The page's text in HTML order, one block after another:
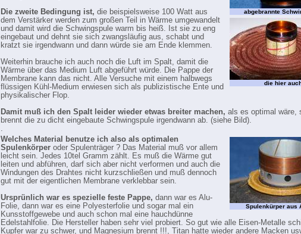
abgebrannte
die hier
Die zweite Bedingung ist, die beispielsweise 100 Watt aus
dem Verstärker werden zum großen Teil in Wärme umgewandelt
und damit wird die Schwingspule warm bis heiß. Ist sie zu eng
eingebaut und dehnt sie sich zwangsläufig aus, schabt und
kratzt sie irgendwann und dann würde sie am Ende klemmen.
Weiterhin brauche ich auch noch die Luft im Spalt, damit die
Wärme über das Medium Luft abgeführt würde. Die Pappe der
Membrane kann das nicht. Alle Versuche mit einem halbwegs
flüssigen Kühl-Medium erwiesen sich als publizistische Ente und
physikalischer Flop.
Damit muß ich den Spalt leider wieder etwas breiter machen, als es optimal wäre,
brennt die zu dicht eingebaute Schwingspule irgendwann ab. (siehe Bild).
.
Spulenkürper aus
Welches Material benutze ich also als optimalen
Spulenkörper oder Spulenträger ? Das Material muß vor allem
leicht sein. Jedes 10tel Gramm zählt. Es muß die Wärme gut
leiten und abführen, darf sich aber nicht verformen und auch die
Windungen des Drahtes nicht kurzschließen und muß dennoch
gut mit der eigentlichen Membrane verklebbar sein.
Ursprünlich war es spezielle feste Pappe, dann war es Alu-
Folie, dann war es eine Polyesterfolie und sogar mal ein
Kunsstoffgewebe und auch schon mal eine hauchdünne
Edelstahlfolie. Die Hersteller haben sehr viel probiert. So gut wie alle Eisen-Metalle
Kupfer war zu schwer, und Magnesium brennt !!!, Titan hatte wieder andere Macken